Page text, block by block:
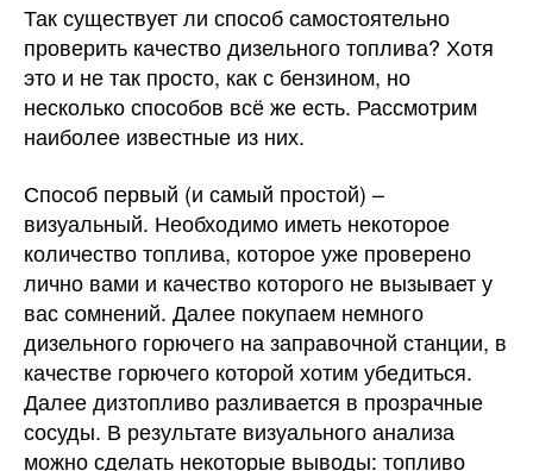
Так существует ли способ самостоятельно
проверить качество дизельного топлива? Хотя
это и не так просто, как с бензином, но
несколько способов всё же есть. Рассмотрим
наиболее известные из них.
Способ первый (и самый простой) –
визуальный. Необходимо иметь некоторое
количество топлива, которое уже проверено
лично вами и качество которого не вызывает у
вас сомнений. Далее покупаем немного
дизельного горючего на заправочной станции, в
качестве горючего которой хотим убедиться.
Далее дизтопливо разливается в прозрачные
сосуды. В результате визуального анализа
можно сделать некоторые выводы: топливо